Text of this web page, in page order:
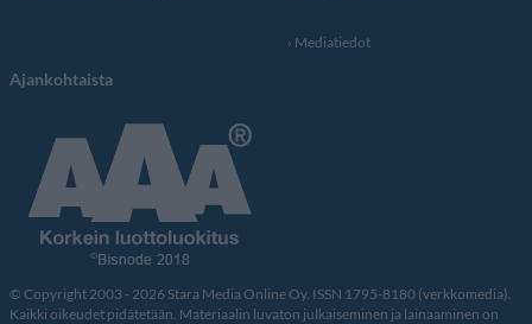
Mediatiedot
Ajankohtaista
© Copyright 2003 - 2026 Stara Media Online Oy. ISSN 1795-8180 (verkkomedia).
Kaikki oikeudet pidätetään. Materiaalin luvaton julkaiseminen ja lainaaminen on